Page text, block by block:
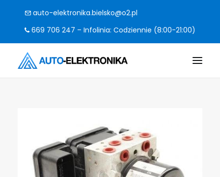
auto-elektronika.bielsko@o2.pl
669 706 247 – Infolinia: Codziennie (8:00-21:00)
CO NAPRAWIAMY?
KODY BŁĘDÓW